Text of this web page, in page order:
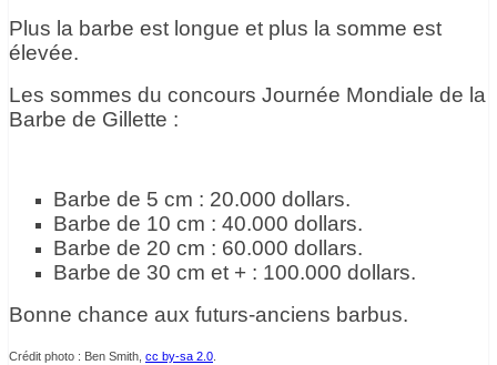
Plus la barbe est longue et plus la somme est
élevée.
Les sommes du concours Journée Mondiale de la
Barbe de Gillette :
Barbe de 5 cm : 20.000 dollars.
Barbe de 10 cm : 40.000 dollars.
Barbe de 20 cm : 60.000 dollars.
Barbe de 30 cm et + : 100.000 dollars.
Bonne chance aux futurs-anciens barbus.
Crédit photo : Ben Smith, cc by-sa 2.0